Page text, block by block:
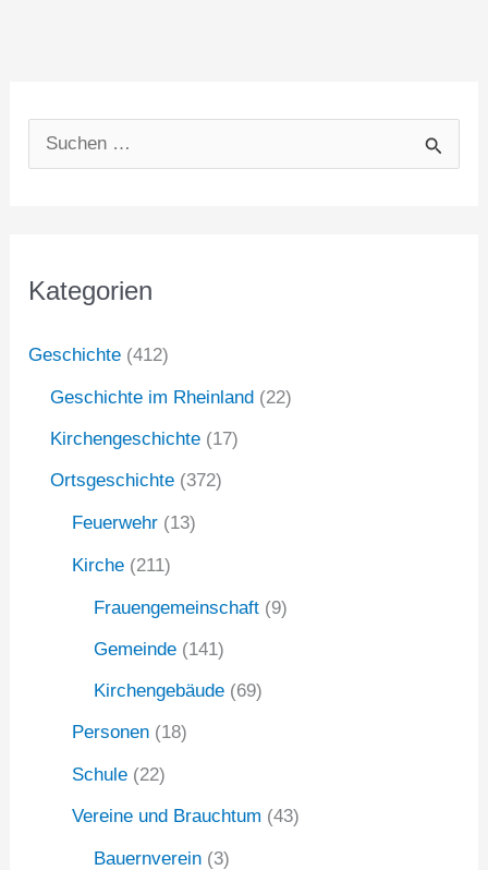
e
Kategorien
Geschichte (412)
Geschichte im Rheinland (22)
Kirchengeschichte (17)
Ortsgeschichte (372)
Feuerwehr (13)
Kirche (211)
Frauengemeinschaft (9)
Gemeinde (141)
Kirchengebäude (69)
Personen (18)
Schule (22)
Vereine und Brauchtum (43)
Bauernverein (3)